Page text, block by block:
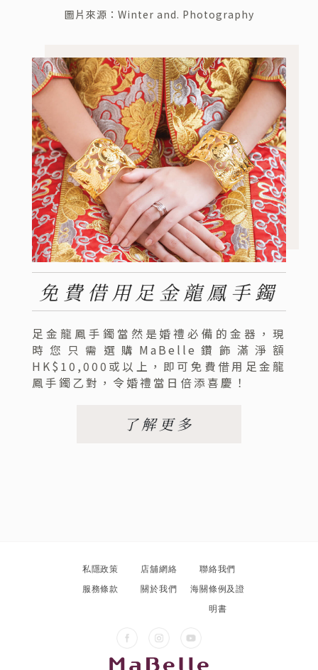
圖片來源： Winter and. Photography
免費借用足金龍鳳手鐲
足金龍鳳手鐲當然是婚禮必備的金器，現
時您只需選購MaBelle鑽飾滿淨額
HK$10,000或以上，即可免費借用足金龍
鳳手鐲乙對，令婚禮當日倍添喜慶！
了解更多
私隱政策 店舖網絡
聯絡我們
服務條款
關於我們
海關條例及證
明書